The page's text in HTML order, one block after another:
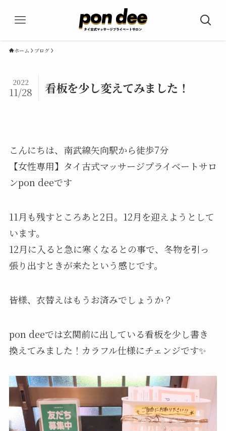
ホーム ブログ
看板を少し変えてみました！
2022
11/28
こんにちは、南武線矢向駅から徒歩7分
【女性専用】タイ古式マッサージプライベートサロ
ンpon deeです
11月も残すところあと2日。12月を迎えようとして
います。
12月に入ると急に寒くなるとの事で、冬物を引っ
張り出すときが来たという感じです。
皆様、衣替えはもうお済みでしょうか？
pon deeでは玄関前に出している看板を少し書き
換えてみました！カラフル仕様にチェンジです✨